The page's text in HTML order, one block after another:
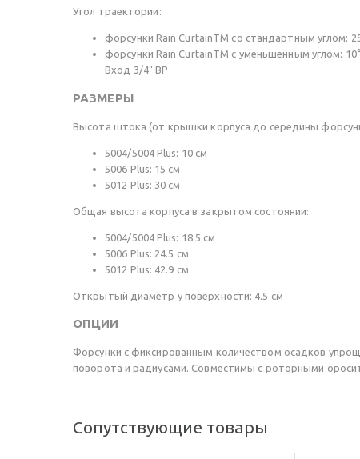
Угол траектории:
форсунки Rain CurtainTM со стандартным углом:
форсунки Rain CurtainTM с уменьшенным углом:
Вход 3/4" ВР
РАЗМЕРЫ
Высота штока (от крышки корпуса до середины
5004/5004 Plus: 10 см
5006 Plus: 15 см
5012 Plus: 30 см
Общая высота корпуса в закрытом состоянии:
5004/5004 Plus: 18.5 см
5006 Plus: 24.5 см
5012 Plus: 42.9 см
Открытый диаметр у поверхности: 4.5 см
ОПЦИИ
Форсунки с фиксированным количеством осадков
поворота и радиусами. Совместимы с роторными
Сопутствующие товары